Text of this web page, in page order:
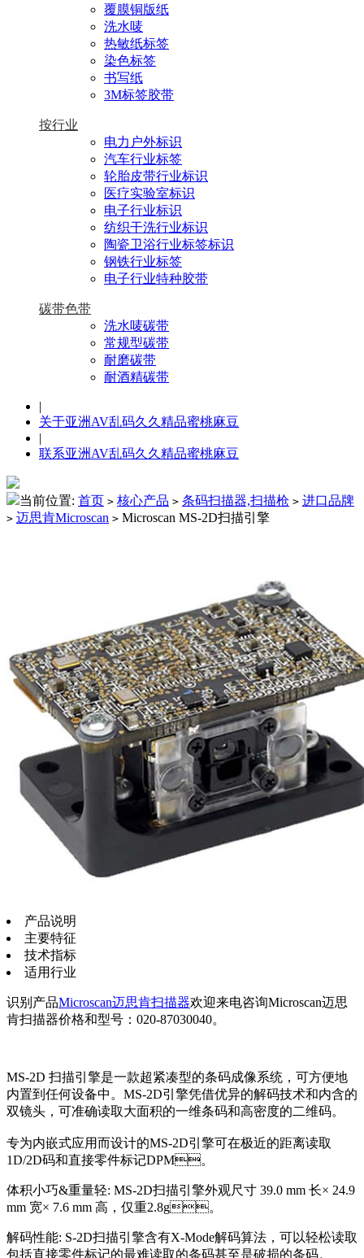
覆膜铜版纸
洗水唛
热敏纸标签
染色标签
书写纸
3M标签胶带
按行业
电力户外标识
汽车行业标签
轮胎皮带行业标识
医疗实验室标识
电子行业标识
纺织干洗行业标识
陶瓷卫浴行业标签标识
钢铁行业标签
电子行业特种胶带
碳带色带
洗水唛碳带
常规型碳带
耐磨碳带
耐酒精碳带
|
关于亚洲AV乱码久久精品蜜桃麻豆
|
联系亚洲AV乱码久久精品蜜桃麻豆
当前位置: 首页 > 核心产品 > 条码扫描器,扫描枪 > 进口品牌
> 迈思肯Microscan > Microscan MS-2D扫描引擎
产品说明
主要特征
技术指标
适用行业
识别产品Microscan迈思肯扫描器欢迎来电咨询Microscan迈思
肯扫描器价格和型号：020-87030040。
MS-2D 扫描引擎是一款超紧凑型的条码成像系统，可方便地
内置到任何设备中。MS-2D引擎凭借优异的解码技术和内含的
双镜头，可准确读取大面积的一维条码和高密度的二维码。
专为内嵌式应用而设计的MS-2D引擎可在极近的距离读取
1D/2D码和直接零件标记DPM。
体积小巧&重量轻: MS-2D扫描引擎外观尺寸 39.0 mm 长× 24.9
mm 宽× 7.6 mm 高，仅重2.8g。
解码性能: S-2D扫描引擎含有X-Mode解码算法，可以轻松读取
包括直接零件标记的最难读取的条码甚至是破损的条码。